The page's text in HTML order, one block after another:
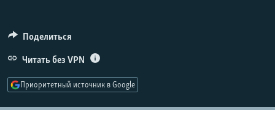
ПОДПИШИТЕСЬ НА РАССЫЛКУ
СОЦИАЛЬНЫЕ СЕТИ
Поделиться
Читать без VPN
Приоритетный источник в Google